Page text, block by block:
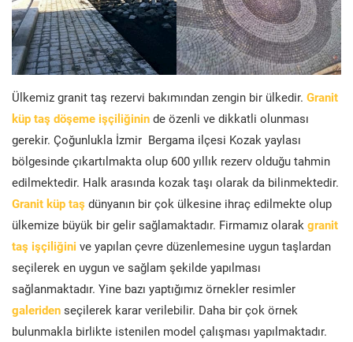
Ülkemiz granit taş rezervi bakımından zengin bir ülkedir. Granit
küp taş döşeme işçiliğinin de özenli ve dikkatli olunması
gerekir. Çoğunlukla İzmir Bergama ilçesi Kozak yaylası
bölgesinde çıkartılmakta olup 600 yıllık rezerv olduğu tahmin
edilmektedir. Halk arasında kozak taşı olarak da bilinmektedir.
Granit küp taş dünyanın bir çok ülkesine ihraç edilmekte olup
ülkemize büyük bir gelir sağlamaktadır. Firmamız olarak granit
taş işçiliğini ve yapılan çevre düzenlemesine uygun taşlardan
seçilerek en uygun ve sağlam şekilde yapılması
sağlanmaktadır. Yine bazı yaptığımız örnekler resimler
galeriden seçilerek karar verilebilir. Daha bir çok örnek
bulunmakla birlikte istenilen model çalışması yapılmaktadır.